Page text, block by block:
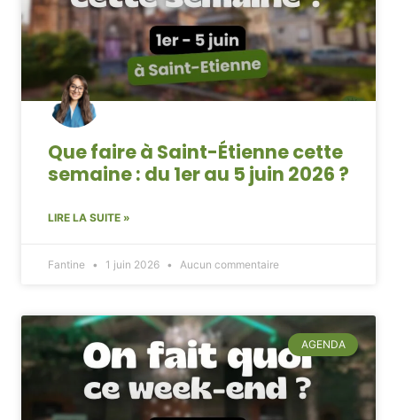
Que faire à Saint-Étienne cette
semaine : du 1er au 5 juin 2026 ?
LIRE LA SUITE »
Fantine 1 juin 2026 Aucun commentaire
AGENDA